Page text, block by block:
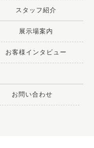
スタッフ紹介
展示場案内
お客様インタビュー
お問い合わせ